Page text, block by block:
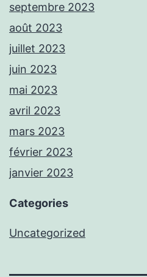
septembre 2023
août 2023
juillet 2023
juin 2023
mai 2023
avril 2023
mars 2023
février 2023
janvier 2023
Categories
Uncategorized